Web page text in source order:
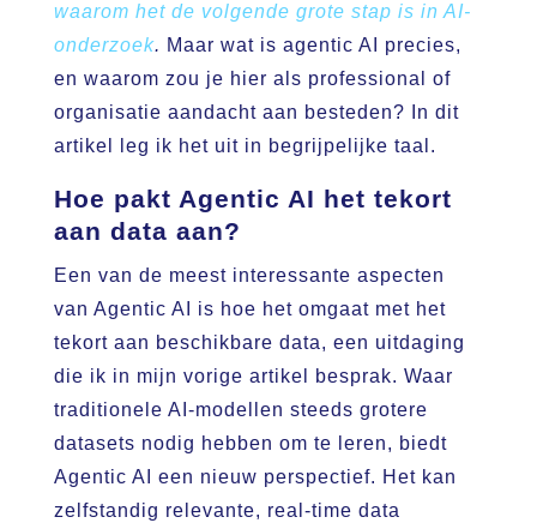
waarom het de volgende grote stap is in AI-
onderzoek. Maar wat is agentic AI precies,
en waarom zou je hier als professional of
organisatie aandacht aan besteden? In dit
artikel leg ik het uit in begrijpelijke taal.
Hoe pakt Agentic AI het tekort
aan data aan?
Een van de meest interessante aspecten
van Agentic AI is hoe het omgaat met het
tekort aan beschikbare data, een uitdaging
die ik in mijn vorige artikel besprak. Waar
traditionele AI-modellen steeds grotere
datasets nodig hebben om te leren, biedt
Agentic AI een nieuw perspectief. Het kan
zelfstandig relevante, real-time data